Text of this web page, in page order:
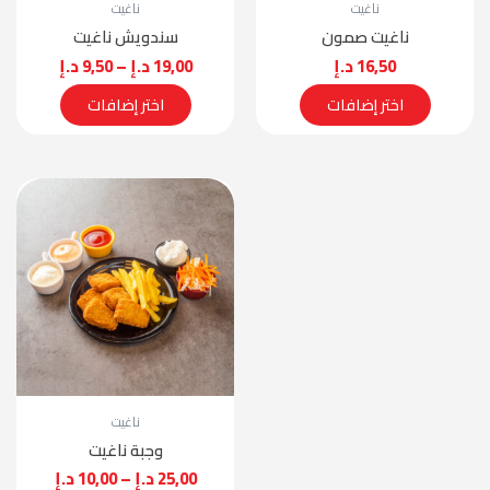
ناغيت
سندويش ناغيت
9,50د.إ – 19,00د.إ
اختر إضافات
ناغيت
ناغيت صمون
16,50د.إ
اختر إضافات
ناغيت
وجبة ناغيت
10,00د.إ – 25,00د.إ